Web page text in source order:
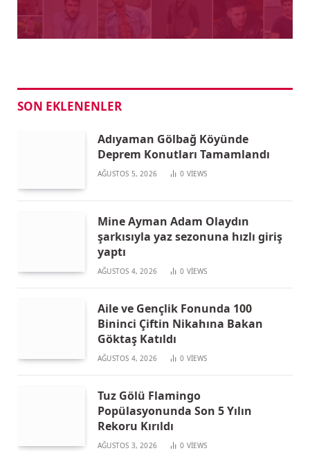
SON EKLENENLER
Adıyaman Gölbağ Köyünde
Deprem Konutları Tamamlandı
AĞUSTOS 5, 2026 0 VIEWS
Mine Ayman Adam Olaydın
şarkısıyla yaz sezonuna hızlı giriş
yaptı
AĞUSTOS 4, 2026 0 VIEWS
Aile ve Gençlik Fonunda 100
Bininci Çiftin Nikahına Bakan
Göktaş Katıldı
AĞUSTOS 4, 2026 0 VIEWS
Tuz Gölü Flamingo
Popülasyonunda Son 5 Yılın
Rekoru Kırıldı
AĞUSTOS 3, 2026 0 VIEWS